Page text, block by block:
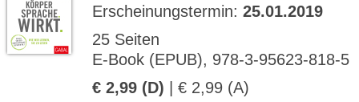
Erscheinungstermin: 25.01.2019
25 Seiten
E-Book (EPUB), 978-3-95623-818-5
€ 2,99 (D) | € 2,99 (A)